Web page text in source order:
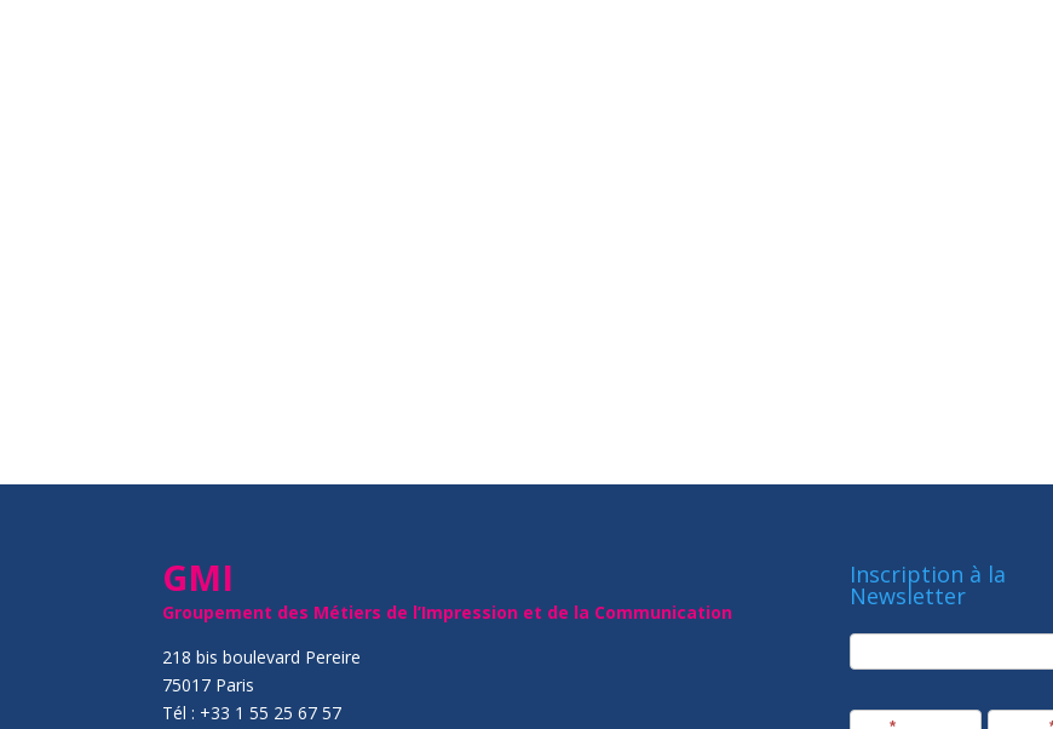
GMI
Groupement des Métiers de l’Impression et de la Communication
218 bis boulevard Pereire
75017 Paris
Tél : +33 1 55 25 67 57
Inscription à la
Newsletter
newsletter